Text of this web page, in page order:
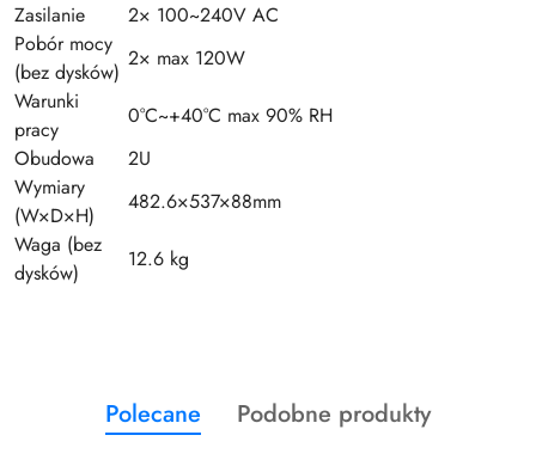
Zasilanie
2× 100~240V AC
Pobór mocy
(bez dysków)
2× max 120W
Warunki
pracy
0°C~+40°C max 90% RH
Obudowa
2U
Wymiary
(W×D×H)
482.6×537×88mm
Waga (bez
dysków)
12.6 kg
Pomiń karuzelę produktów
Produkty
o
Polecane
Produkty
Podobne produkty